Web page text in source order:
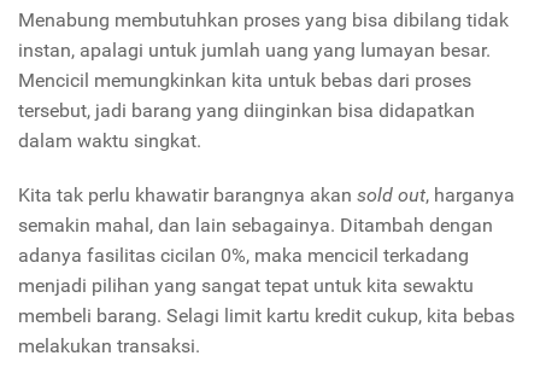
Menabung membutuhkan proses yang bisa dibilang tidak
instan, apalagi untuk jumlah uang yang lumayan besar.
Mencicil memungkinkan kita untuk bebas dari proses
tersebut, jadi barang yang diinginkan bisa didapatkan
dalam waktu singkat.
Kita tak perlu khawatir barangnya akan sold out, harganya
semakin mahal, dan lain sebagainya. Ditambah dengan
adanya fasilitas cicilan 0%, maka mencicil terkadang
menjadi pilihan yang sangat tepat untuk kita sewaktu
membeli barang. Selagi limit kartu kredit cukup, kita bebas
melakukan transaksi.